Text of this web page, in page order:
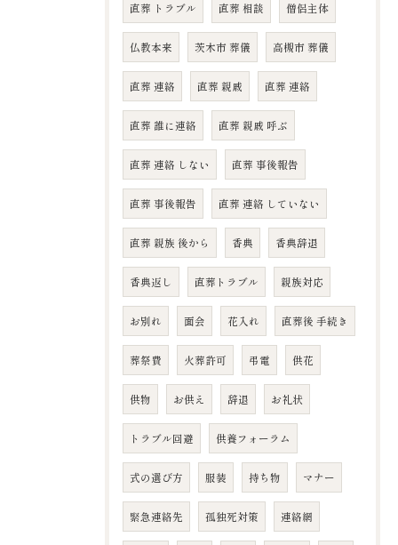
直葬 トラブル 直葬 相談 僧侶主体
仏教本来 茨木市 葬儀 高槻市 葬儀
直葬 連絡 直葬 親戚 直葬 連絡
直葬 誰に連絡 直葬 親戚 呼ぶ
直葬 連絡 しない 直葬 事後報告
直葬 事後報告 直葬 連絡 していない
直葬 親族 後から 香典 香典辞退
香典返し 直葬トラブル 親族対応
お別れ 面会 花入れ 直葬後 手続き
葬祭費 火葬許可 弔電 供花
供物 お供え 辞退 お礼状
トラブル回避 供養フォーラム
式の選び方 服装 持ち物 マナー
緊急連絡先 孤独死対策 連絡網